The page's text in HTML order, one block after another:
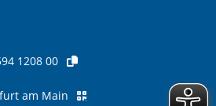
1208 00
am Main